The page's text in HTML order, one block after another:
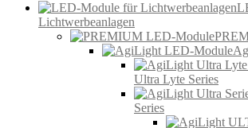
Lichtwerbeanlagen
Ultra Lyte Series
Series